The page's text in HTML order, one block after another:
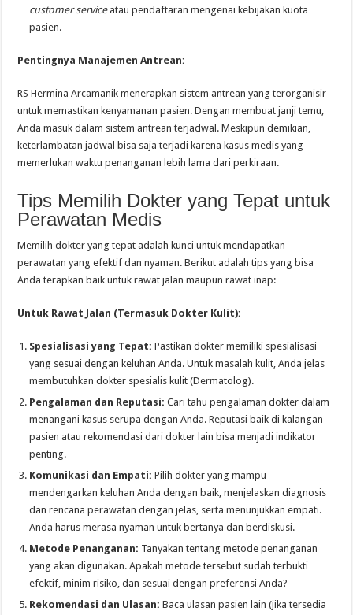
customer serviceatau pendaftaran mengenai kebijakan kuota
pasien.
Pentingnya Manajemen Antrean:
RS Hermina Arcamanik menerapkan sistem antrean yang terorganisir
untuk memastikan kenyamanan pasien. Dengan membuat janji temu,
Anda masuk dalam sistem antrean terjadwal. Meskipun demikian,
keterlambatan jadwal bisa saja terjadi karena kasus medis yang
memerlukan waktu penanganan lebih lama dari perkiraan.
Tips Memilih Dokter yang Tepat untuk
Perawatan Medis
Memilih dokter yang tepat adalah kunci untuk mendapatkan
perawatan yang efektif dan nyaman. Berikut adalah tips yang bisa
Anda terapkan baik untuk rawat jalan maupun rawat inap:
Untuk Rawat Jalan (Termasuk Dokter Kulit):
Spesialisasi yang Tepat: Pastikan dokter memiliki spesialisasi
yang sesuai dengan keluhan Anda. Untuk masalah kulit, Anda jelas
membutuhkan dokter spesialis kulit (Dermatolog).
Pengalaman dan Reputasi: Cari tahu pengalaman dokter dalam
menangani kasus serupa dengan Anda. Reputasi baik di kalangan
pasien atau rekomendasi dari dokter lain bisa menjadi indikator
penting.
Komunikasi dan Empati: Pilih dokter yang mampu
mendengarkan keluhan Anda dengan baik, menjelaskan diagnosis
dan rencana perawatan dengan jelas, serta menunjukkan empati.
Anda harus merasa nyaman untuk bertanya dan berdiskusi.
Metode Penanganan: Tanyakan tentang metode penanganan
yang akan digunakan. Apakah metode tersebut sudah terbukti
efektif, minim risiko, dan sesuai dengan preferensi Anda?
Rekomendasi dan Ulasan: Baca ulasan pasien lain (jika tersedia